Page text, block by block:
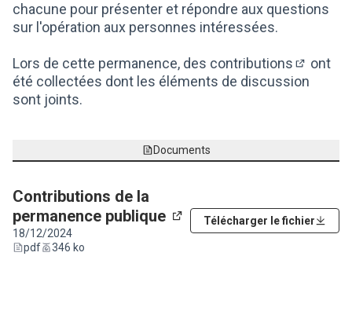
chacune pour présenter et répondre aux questions
sur l'opération aux personnes intéressées.
Lors de cette permanence, des contributions
(S'ouvre
ont
été collectées dont les éléments de discussion
sont joints.
Documents
Contributions de la
permanence publique
(Lien externe)
18/12/2024
pdf
346 ko
Télécharger le fichier